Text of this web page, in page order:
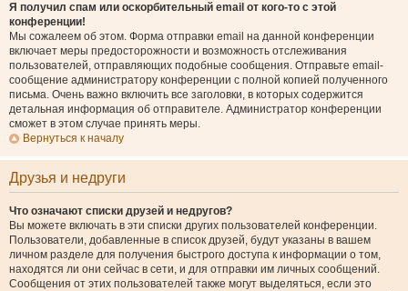
Я получил спам или оскорбительный email от кого-то с этой
конференции!
Мы сожалеем об этом. Форма отправки email на данной конференции
включает меры предосторожности и возможность отслеживания
пользователей, отправляющих подобные сообщения. Отправьте email-
сообщение администратору конференции с полной копией полученного
письма. Очень важно включить все заголовки, в которых содержится
детальная информация об отправителе. Администратор конференции
сможет в этом случае принять меры.
Вернуться к началу
Друзья и недруги
Что означают списки друзей и недругов?
Вы можете включать в эти списки других пользователей конференции.
Пользователи, добавленные в список друзей, будут указаны в вашем
личном разделе для получения быстрого доступа к информации о том,
находятся ли они сейчас в сети, и для отправки им личных сообщений.
Сообщения от этих пользователей также могут выделяться, если это